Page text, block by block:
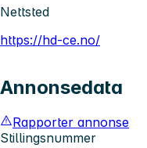
Nettsted
https://hd-ce.no/
Annonsedata
Rapporter annonse
Stillingsnummer